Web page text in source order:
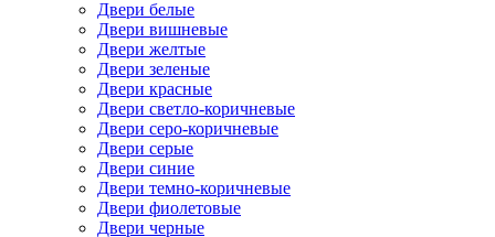
Двери белые
Двери вишневые
Двери желтые
Двери зеленые
Двери красные
Двери светло-коричневые
Двери серо-коричневые
Двери серые
Двери синие
Двери темно-коричневые
Двери фиолетовые
Двери черные